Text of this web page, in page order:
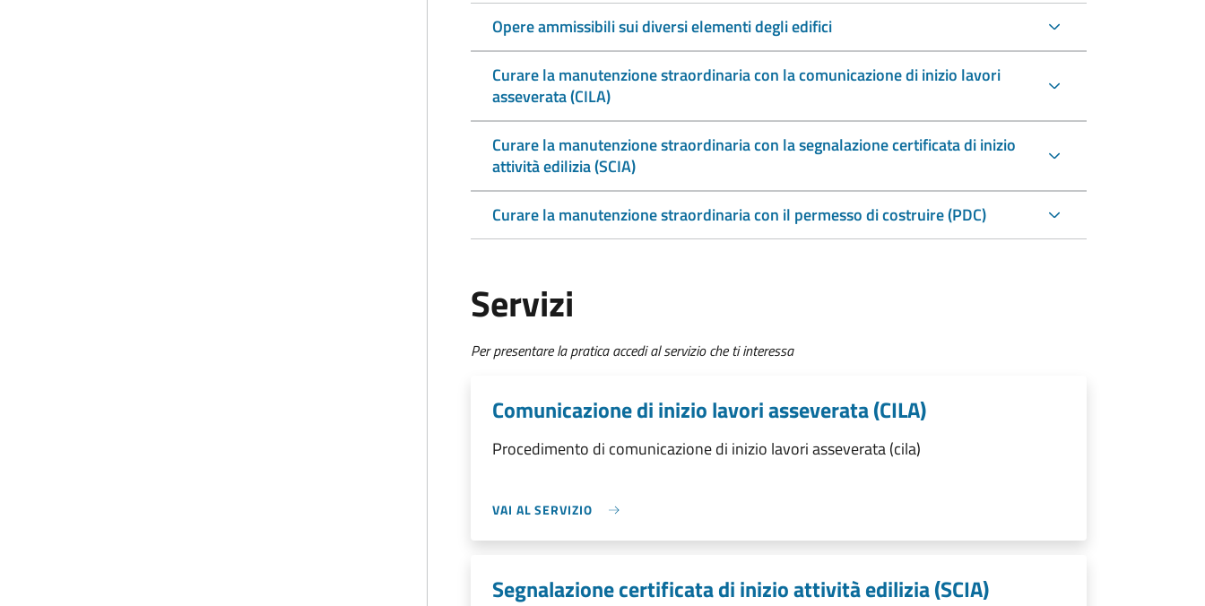
Opere ammissibili sui diversi elementi degli edifici
Curare la manutenzione straordinaria con la comunicazione di inizio lavori
asseverata (CILA)
Curare la manutenzione straordinaria con la segnalazione certificata di inizio
attività edilizia (SCIA)
Curare la manutenzione straordinaria con il permesso di costruire (PDC)
Servizi
Per presentare la pratica accedi al servizio che ti interessa
Comunicazione di inizio lavori asseverata (CILA)
Procedimento di comunicazione di inizio lavori asseverata (cila)
VAI AL SERVIZIO
Segnalazione certificata di inizio attività edilizia (SCIA)